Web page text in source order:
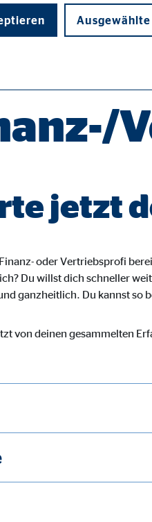
jetzt
oder Vertriebsprofi
Du willst dich schneller
ganzheitlich. Du kannst so
von deinen gesammelten
grundlegende
| Empfänger: OVB
TYPO3
Speichern